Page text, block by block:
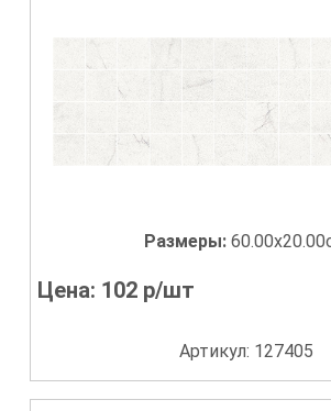
Размеры:
Цена: 102 р/шт
Артикул: 127405